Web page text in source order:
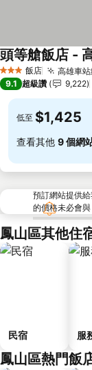
3 星級 飯店 高雄車
頭等艙飯店 -
9.1 超級讚 9,222
低至 $1,425
查看其他 9 個網
預訂網站提供
的價格未必會與
鳳山區其他住
民宿 服
鳳山區熱門飯